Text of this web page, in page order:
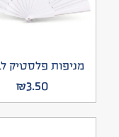
מניפות פלסטיק
₪3.50